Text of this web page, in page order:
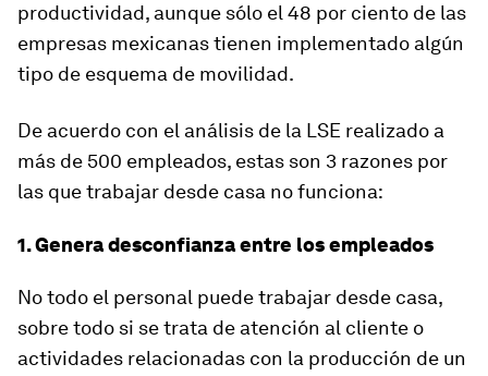
productividad, aunque sólo el 48 por ciento de las
empresas mexicanas tienen implementado algún
tipo de esquema de movilidad.
De acuerdo con el análisis de la LSE realizado a
más de 500 empleados, estas son 3 razones por
las que trabajar desde casa no funciona:
1. Genera desconfianza entre los empleados
No todo el personal puede trabajar desde casa,
sobre todo si se trata de atención al cliente o
actividades relacionadas con la producción de un